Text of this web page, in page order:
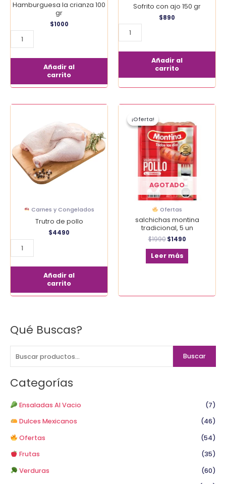
Qué Buscas?
B
c
a
p
:
Buscar
Categorías
Ensaladas Al Vacio
(7)
Dulces Mexicanos
(46)
Ofertas
(54)
Frutas
(35)
Verduras
(60)
Hamburguesa la crianza 100
gr
$1000
Añadir al
carrito
Sofrito con ajo 150 gr
$890
Añadir al
carrito
Carnes y Congelados
Trutro de pollo
$4490
cantidad
Añadir al
carrito
¡Oferta!
AGOTADO
¡Oferta!
Ofertas
salchichas montina
tradicional, 5 un
$1990
original
era:
$1990.
$1490
actual
es:
$1490.
Leer más